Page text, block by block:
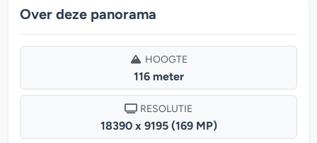
Over deze panorama
HOOGTE
116 meter
RESOLUTIE
18390 x 9195 (169 MP)